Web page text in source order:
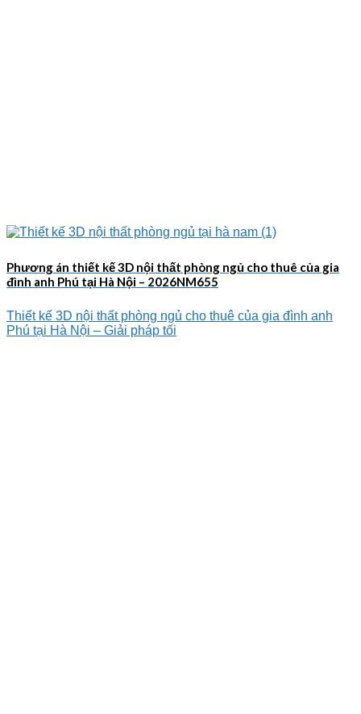
Phương án thiết kế 3D nội thất phòng ngủ cho thuê của gia
đình anh Phú tại Hà Nội – 2026NM655
Thiết kế 3D nội thất phòng ngủ cho thuê của gia đình anh
Phú tại Hà Nội – Giải pháp tối